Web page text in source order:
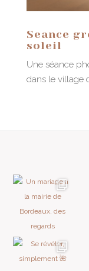
Seance
soleil
Une séance
dans le village